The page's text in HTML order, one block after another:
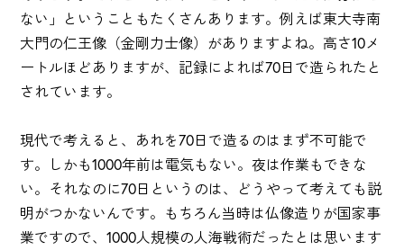
ない」ということもたくさんあります。例えば東大寺南
大門の仁王像（金剛力士像）がありますよね。高さ10メ
ートルほどありますが、記録によれば70日で造られたと
されています。
現代で考えると、あれを70日で造るのはまず不可能で
す。しかも1000年前は電気もない。夜は作業もできな
い。それなのに70日というのは、どうやって考えても説
明がつかないんです。もちろん当時は仏像造りが国家事
業ですので、1000人規模の人海戦術だったとは思います